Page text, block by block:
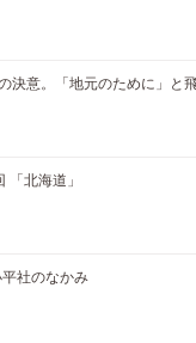
決意。「地元のために」と
「北海道」
社のなかみ